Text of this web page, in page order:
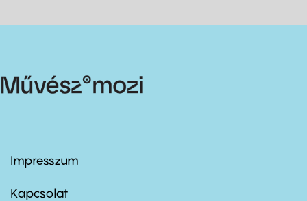
Footer
first
Impresszum
Kapcsolat